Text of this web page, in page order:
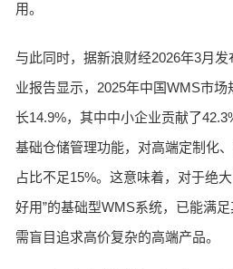
用。
与此同时，据新浪财经2026年3月
业报告显示，2025年中国WMS市
长14.9%，其中中小企业贡献了
基础仓储管理功能，对高端定制化
占比不足15%。这意味着，对于绝
好用”的基础型WMS系统，已能满
需盲目追求高价复杂的高端产品。